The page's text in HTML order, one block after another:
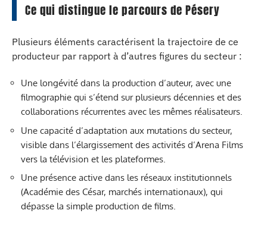
Ce qui distingue le parcours de Pésery
Plusieurs éléments caractérisent la trajectoire de ce
producteur par rapport à d’autres figures du secteur :
Une longévité dans la production d’auteur, avec une
filmographie qui s’étend sur plusieurs décennies et des
collaborations récurrentes avec les mêmes réalisateurs.
Une capacité d’adaptation aux mutations du secteur,
visible dans l’élargissement des activités d’Arena Films
vers la télévision et les plateformes.
Une présence active dans les réseaux institutionnels
(Académie des César, marchés internationaux), qui
dépasse la simple production de films.